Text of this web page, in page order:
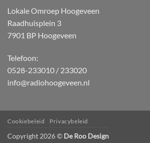
Lokale Omroep Hoogeveen
Raadhuisplein 3
7901 BP Hoogeveen
Telefoon:
0528-233010 / 233020
info@radiohoogeveen.nl
Cookiebeleid Privacybeleid
Copyright 2026 © De Roo Design